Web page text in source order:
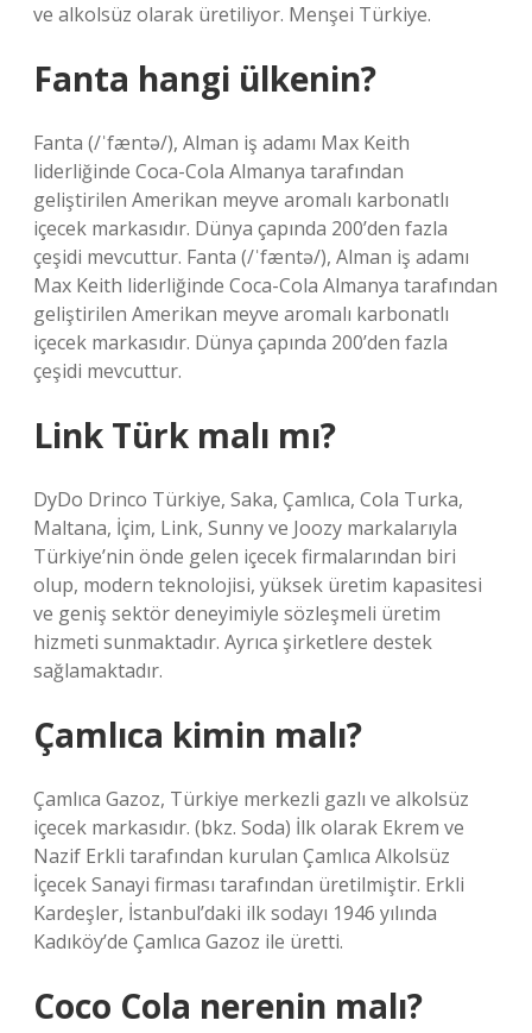
ve alkolsüz olarak üretiliyor. Menşei Türkiye.
Fanta hangi ülkenin?
Fanta (/ˈfæntə/), Alman iş adamı Max Keith
liderliğinde Coca-Cola Almanya tarafından
geliştirilen Amerikan meyve aromalı karbonatlı
içecek markasıdır. Dünya çapında 200’den fazla
çeşidi mevcuttur. Fanta (/ˈfæntə/), Alman iş adamı
Max Keith liderliğinde Coca-Cola Almanya tarafından
geliştirilen Amerikan meyve aromalı karbonatlı
içecek markasıdır. Dünya çapında 200’den fazla
çeşidi mevcuttur.
Link Türk malı mı?
DyDo Drinco Türkiye, Saka, Çamlıca, Cola Turka,
Maltana, İçim, Link, Sunny ve Joozy markalarıyla
Türkiye’nin önde gelen içecek firmalarından biri
olup, modern teknolojisi, yüksek üretim kapasitesi
ve geniş sektör deneyimiyle sözleşmeli üretim
hizmeti sunmaktadır. Ayrıca şirketlere destek
sağlamaktadır.
Çamlıca kimin malı?
Çamlıca Gazoz, Türkiye merkezli gazlı ve alkolsüz
içecek markasıdır. (bkz. Soda) İlk olarak Ekrem ve
Nazif Erkli tarafından kurulan Çamlıca Alkolsüz
İçecek Sanayi firması tarafından üretilmiştir. Erkli
Kardeşler, İstanbul’daki ilk sodayı 1946 yılında
Kadıköy’de Çamlıca Gazoz ile üretti.
Coco Cola nerenin malı?